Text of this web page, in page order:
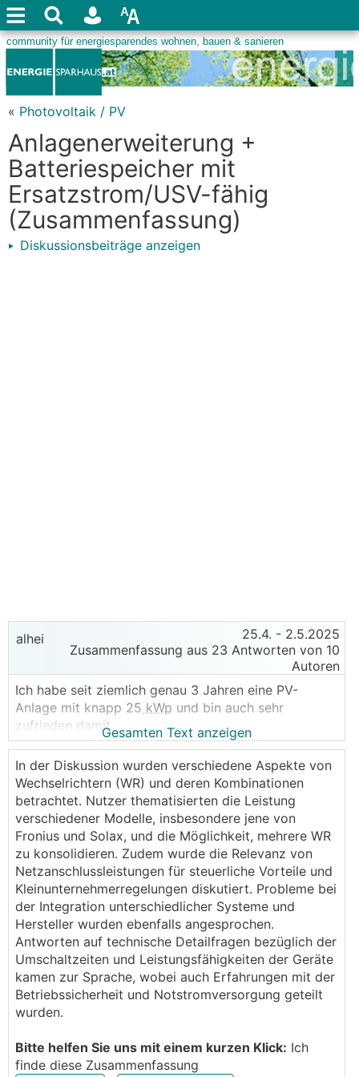
« Photovoltaik / PV
Anlagenerweiterung +
Batteriespeicher mit
Ersatzstrom/USV-fähig
(Zusammenfassung)
Diskussionsbeiträge anzeigen
alhei 25.4. - 2.5.2025
Zusammenfassung aus 23 Antworten von 10
Autoren
Ich habe seit ziemlich genau 3 Jahren eine PV-
Anlage mit knapp 25 kWp und bin auch sehr
zufrieden damit.
Das ganze läuft über einen Fronius Symo 20 mit 2 x
19 375W Modulen auf MPPT1 (38° DN, 40° West
parallel geschalten) und 2x 14 375W Module auf
MPPT2 (30° DN, 40° West und 38° DN 50° Ost
parallelgeschalten).
Der Ertrag liegt zusammen bei knapp 1150 kWh/kWp
(die Anlage steht im nordöstlichen Niederösterreich).
Ich überlege nun, im Rahmen einer Erweiterung um
10kWp(Nebengebäude - 45° West) mir auch einen
Batteriespeicher zuzulegen.
Meine Überlegungen/Rahmenbedingungen:
- Auf dem Nebengebäude ist Platz für max. 10kWp,
bzw. will ich aus steuerlichen Gründen nicht über 35
kWpgesamt drüber. Das wäre somit im Grunde
gesetzt (und das Dach damit auch eigentlich voll).
wollen, weil das auch gefördert werden würde.
- Die Batterie sollte eher größer (ca. 30-50 kWh)
Gesamten Text anzeigen
In der Diskussion wurden verschiedene Aspekte von
Wechselrichtern (WR) und deren Kombinationen
betrachtet. Nutzer thematisierten die Leistung
verschiedener Modelle, insbesondere jene von
Fronius und Solax, und die Möglichkeit, mehrere WR
zu konsolidieren. Zudem wurde die Relevanz von
Netzanschlussleistungen für steuerliche Vorteile und
Kleinunternehmerregelungen diskutiert. Probleme bei
der Integration unterschiedlicher Systeme und
Hersteller wurden ebenfalls angesprochen.
Antworten auf technische Detailfragen bezüglich der
Umschaltzeiten und Leistungsfähigkeiten der Geräte
kamen zur Sprache, wobei auch Erfahrungen mit der
Betriebssicherheit und Notstromversorgung geteilt
wurden.
Bitte helfen Sie uns mit einem kurzen Klick: Ich
finde diese Zusammenfassung